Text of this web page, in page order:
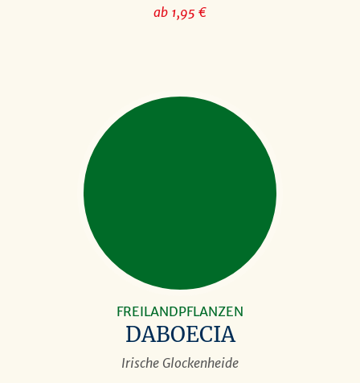
ab 1,95 €
DABOECIA
FREILANDPFLANZEN
Irische Glockenheide